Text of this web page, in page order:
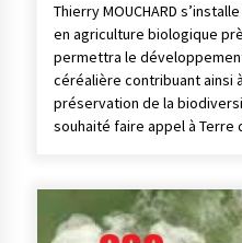
Thierry MOUCHARD
en agriculture biologique
permettra le
céréalière contribuant ainsi
préservation de la
souhaité faire appel à Terre